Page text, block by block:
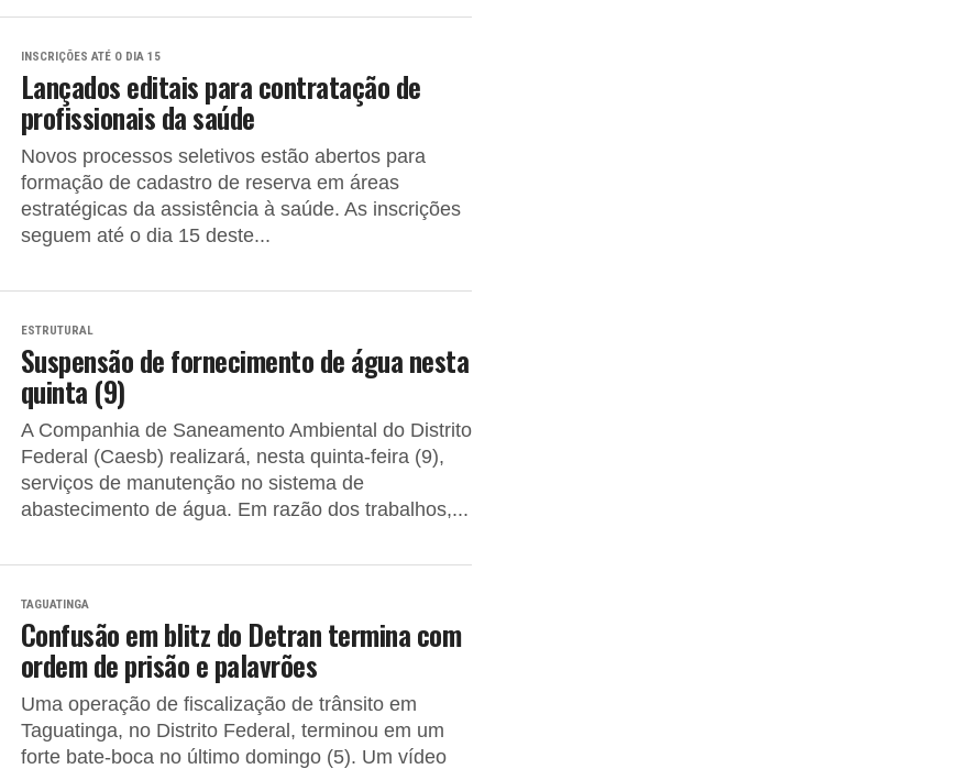
INSCRIÇÕES ATÉ O DIA 15
Lançados editais para contratação de
profissionais da saúde
Novos processos seletivos estão abertos para
formação de cadastro de reserva em áreas
estratégicas da assistência à saúde. As inscrições
seguem até o dia 15 deste...
ESTRUTURAL
Suspensão de fornecimento de água nesta
quinta (9)
A Companhia de Saneamento Ambiental do Distrito
Federal (Caesb) realizará, nesta quinta-feira (9),
serviços de manutenção no sistema de
abastecimento de água. Em razão dos trabalhos,...
TAGUATINGA
Confusão em blitz do Detran termina com
ordem de prisão e palavrões
Uma operação de fiscalização de trânsito em
Taguatinga, no Distrito Federal, terminou em um
forte bate-boca no último domingo (5). Um vídeo